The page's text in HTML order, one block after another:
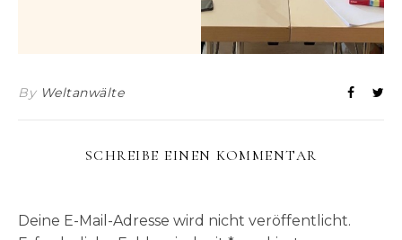
By Weltanwälte
SCHREIBE EINEN KOMMENTAR
Deine E-Mail-Adresse wird nicht veröffentlicht.